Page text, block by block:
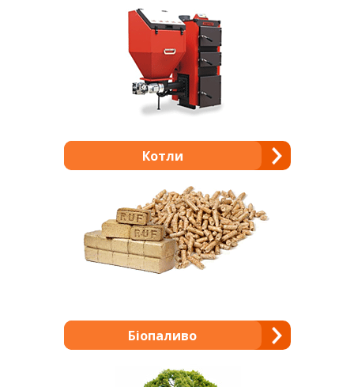
Котли
Біопаливо